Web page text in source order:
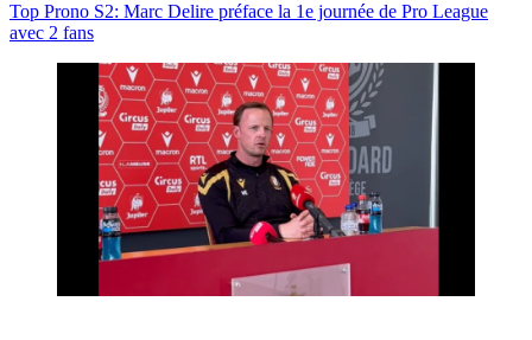
Top Prono S2: Marc Delire préface la 1e journée de Pro League
avec 2 fans